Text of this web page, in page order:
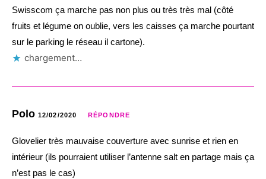
Swisscom ça marche pas non plus ou très très mal (côté
fruits et légume on oublie, vers les caisses ça marche pourtant
sur le parking le réseau il cartone).
chargement…
Polo 12/02/2020 RÉPONDRE
Glovelier très mauvaise couverture avec sunrise et rien en
intérieur (ils pourraient utiliser l’antenne salt en partage mais ça
n’est pas le cas)